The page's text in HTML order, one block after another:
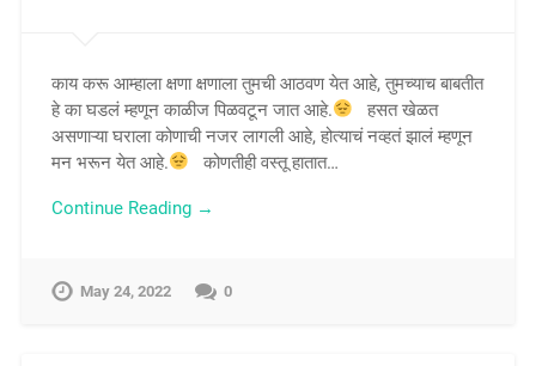
काय करू आम्हाला क्षणा क्षणाला तुमची आठवण येत आहे, तुमच्याच बाबतीत
हे का घडलं म्हणून काळीज पिळवटून जात आहे.
हसत खेळत
असणाऱ्या घराला कोणाची नजर लागली आहे, होत्याचं नव्हतं झालं म्हणून
मन भरून येत आहे.
कोणतीही वस्तू हातात…
Continue Reading →
May 24, 2022 0